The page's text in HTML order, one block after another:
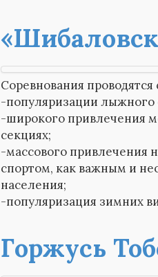
Соревнования проводятся
-популяризации лыжного
-широкого привлечения
секциях;
-массового привлечения
спортом, как важным и
населения;
-популяризация зимних
Горжусь